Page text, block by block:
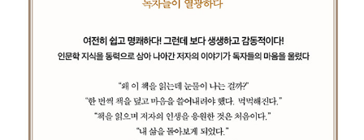
억해야 한다. 당신은 노동자로 살기 위해 이곳에 태어난 것이 아니다.
전문성의 요구에 저항해야 한다. 그때 우리는 비로소 노동자가 아니
라 나 자신으로, 국가와 사회가 규정해주는 존재가 아니라 스스로를
규정해나가는 주체적 존재로 변모하게 될 것이다. 당신이 먼저 여행
을 시작해야 한다. 당신이 주체적인 존재로 일어설 때, 당신의 자녀도,